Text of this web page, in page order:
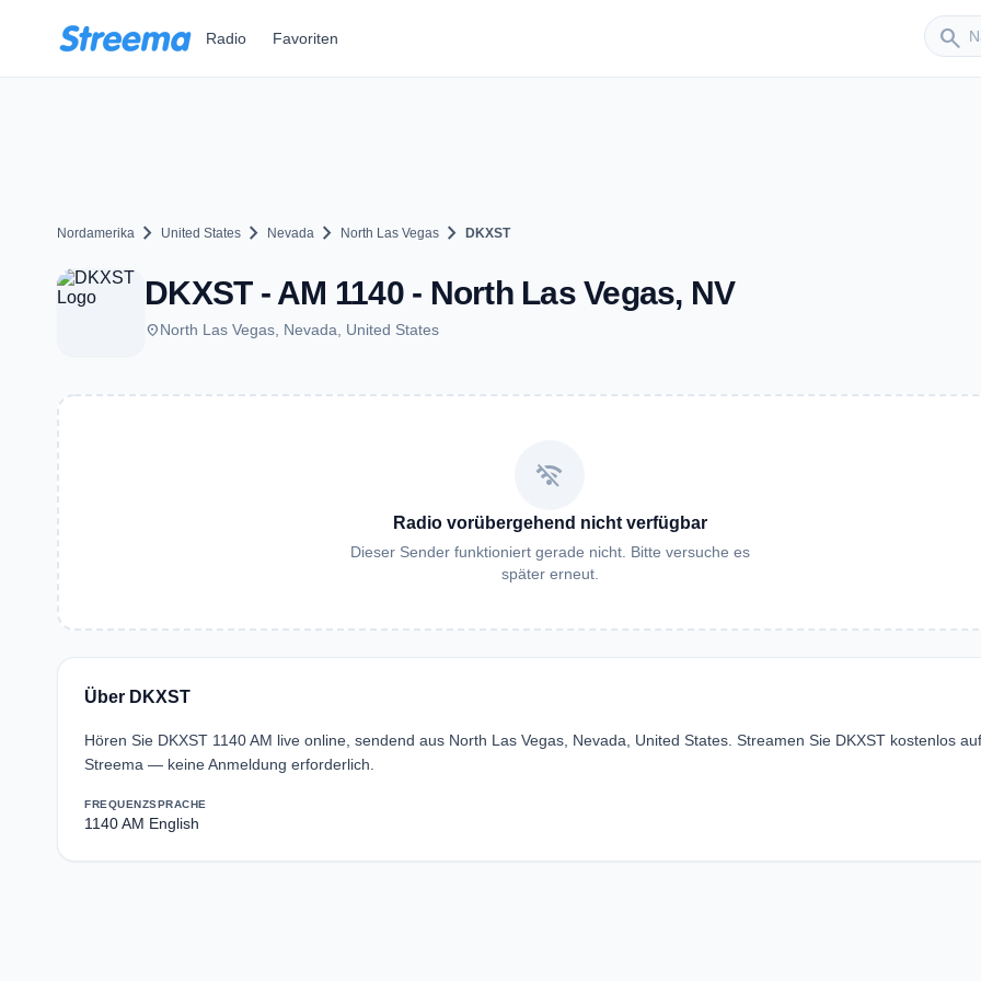
Radio Favoriten search
Nordamerika chevron_right United States chevron_right Nevada chevron_right North Las Vegas chevron_right DKXST
DKXST - AM 1140 - North Las Vegas, NV
placeNorth Las Vegas, Nevada, United States
wifi_off
Radio vorübergehend nicht verfügbar
Dieser Sender funktioniert gerade nicht. Bitte versuche es
später erneut.
Über DKXST
Hören Sie DKXST 1140 AM live online, sendend aus North Las Vegas, Nevada, United States. Streamen Sie DKXST kostenlos auf
Streema — keine Anmeldung erforderlich.
FREQUENZ
1140 AM
SPRACHE
English